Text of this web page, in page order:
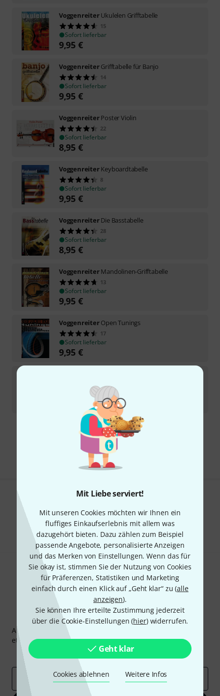
Mit Liebe serviert!
Mit unseren Cookies möchten wir Ihnen ein
fluffiges Einkaufserlebnis mit allem was
dazugehört bieten. Dazu zählen zum Beispiel
passende Angebote, personalisierte Anzeigen
und das Merken von Einstellungen. Wenn das für
Sie okay ist, stimmen Sie der Nutzung von Cookies
für Präferenzen, Statistiken und Marketing
einfach durch einen Klick auf „Geht klar“ zu (alle
anzeigen).
Sie können Ihre erteilte Zustimmung jederzeit
über die Cookie-Einstellungen (hier) widerrufen.
Geht klar
Cookies ablehnen Weitere Infos
VoggenreiterUkulelen Grifftabelle
15
Sofort lieferbar
9,95 €
VoggenreiterGrifftabelle für Banjo
14
Sofort lieferbar
9,95 €
VoggenreiterPoster Violin
22
Sofort lieferbar
8,95 €
VoggenreiterKeyboardtabelle
8
Sofort lieferbar
9,95 €
VoggenreiterDie Basstabelle
28
Sofort lieferbar
8,95 €
VoggenreiterMandolinen-Grifftabelle
13
Sofort lieferbar
9,95 €
VoggenreiterOpen Tunings
17
Sofort lieferbar
9,95 €
Sofort lieferbar
Kostenloser Versand ab 29 €
Alle Preise inkl. MwSt.
Teilen Hilfe & Feedback
Thomann Newsletter
Abonniere den Thomann Newsletter und gewinne mit
etwas Glück einen von50 Gutscheinenüber jeweils50€
Inspirierende Beiträge
Deals Thomann Insights
E-Mail-Adresse*